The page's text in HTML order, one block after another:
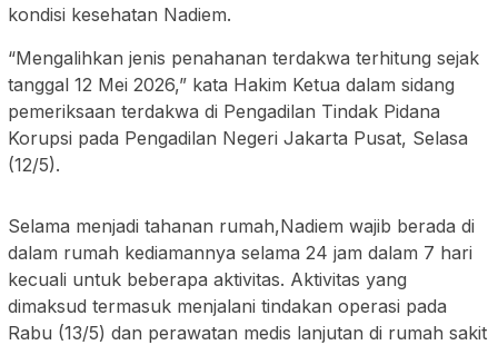
kondisi kesehatan Nadiem.
“Mengalihkan jenis penahanan terdakwa terhitung sejak
tanggal 12 Mei 2026,” kata Hakim Ketua dalam sidang
pemeriksaan terdakwa di Pengadilan Tindak Pidana
Korupsi pada Pengadilan Negeri Jakarta Pusat, Selasa
(12/5).
Selama menjadi tahanan rumah,Nadiem wajib berada di
dalam rumah kediamannya selama 24 jam dalam 7 hari
kecuali untuk beberapa aktivitas. Aktivitas yang
dimaksud termasuk menjalani tindakan operasi pada
Rabu (13/5) dan perawatan medis lanjutan di rumah sakit